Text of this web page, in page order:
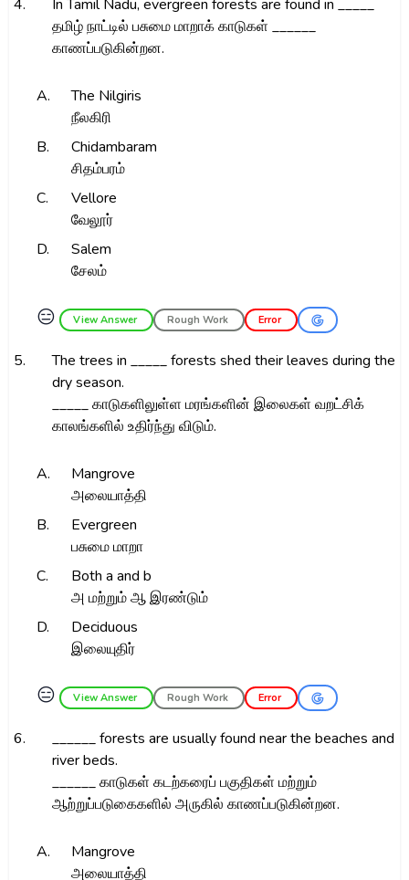
4.
In Tamil Nadu, evergreen forests are found in _____
தமிழ் நாட்டில் பசுமை மாறாக் காடுகள் ______
காணப்படுகின்றன.
A.
The Nilgiris
நீலகிரி
B.
Chidambaram
சிதம்பரம்
C.
Vellore
வேலூர்
D.
Salem
சேலம்
😑 View Answer Rough Work Error
5.
The trees in _____ forests shed their leaves during the
dry season.
_____ காடுகளிலுள்ள மரங்களின் இலைகள் வறட்சிக்
காலங்களில் உதிர்ந்து விடும்.
A.
Mangrove
அலையாத்தி
B.
Evergreen
பசுமை மாறா
C.
Both a and b
அ மற்றும் ஆ இரண்டும்
D.
Deciduous
இலையுதிர்
😑 View Answer Rough Work Error
6.
______ forests are usually found near the beaches and
river beds.
______ காடுகள் கடற்கரைப் பகுதிகள் மற்றும்
ஆற்றுப்படுகைகளில் அருகில் காணப்படுகின்றன.
A.
Mangrove
அலையாத்தி